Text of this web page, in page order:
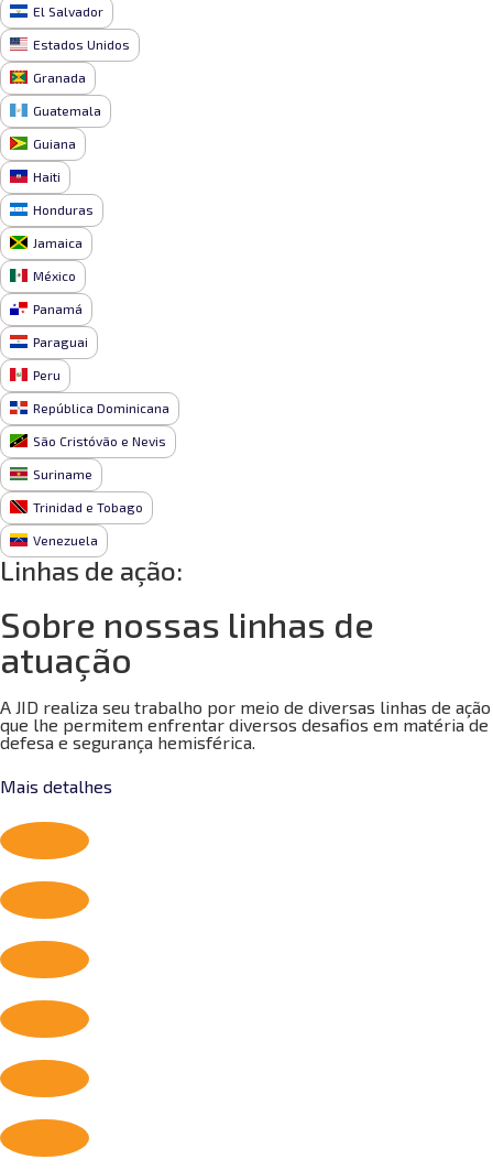
El Salvador
Estados Unidos
Granada
Guatemala
Guiana
Haiti
Honduras
Jamaica
México
Panamá
Paraguai
Peru
República Dominicana
São Cristóvão e Nevis
Suriname
Trinidad e Tobago
Venezuela
Linhas de ação:
Sobre nossas linhas de
atuação
A JID realiza seu trabalho por meio de diversas linhas de ação
que lhe permitem enfrentar diversos desafios em matéria de
defesa e segurança hemisférica.
Mais detalhes